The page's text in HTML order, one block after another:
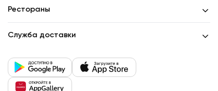
Рестораны
Служба доставки